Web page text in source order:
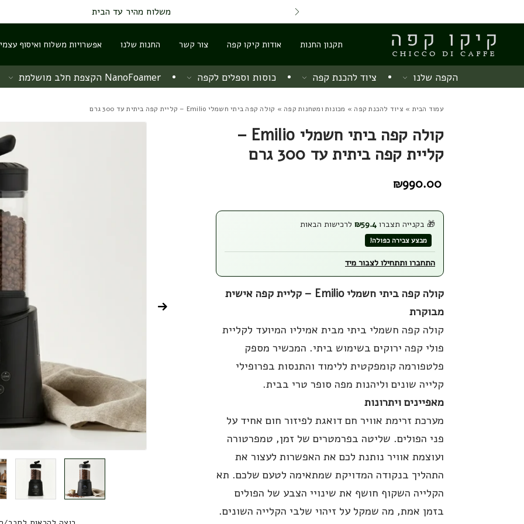
משלוח מהיר עד הבית
תקנון החנות אודות קיקו קפה צור קשר החנות שלנו אפשרויות משלוח ואיסוף
הקפה שלנו ציוד להכנת קפה כוסות וספלים לקפה NanoFoamer הקצפת חלב מושלמת
עמוד הבית » ציוד להכנת קפה » מכונות ומטחנות קפה » קולה קפה ביתי חשמלי Emilio – קליית קפה ביתית עד 300 גרם
קולה קפה ביתי חשמלי Emilio –
קליית קפה ביתית עד 300 גרם
₪990.00
🎁 בקנייה תצברו ₪59.4 לרכישות הבאות
מבצע צבירה כפולה!
התחברו ותתחילו לצבור מיד
קולה קפה ביתי חשמלי Emilio – קליית קפה אישית
מבוקרת
קולה קפה חשמלי ביתי מבית אמיליו המיועד לקליית
פולי קפה ירוקים בשימוש ביתי. המכשיר מספק
פלטפורמה קומפקטית ללימוד והתנסות בפרופילי
קלייה שונים וליהנות מפה סופר טרי בבית.
מאפיינים ויתרונות
מערכת זרימת אוויר חם דואגת לפיזור חום אחיד על
פני הפולים. שליטה בפרמטרים של זמן, טמפרטורה
ועוצמת אוויר נותנת לכם את האפשרות לעצור את
התהליך בנקודה המדויקת שמתאימה לטעם שלכם. תא
הקלייה השקוף חושף את שינויי הצבע של הפולים
בזמן אמת, מה שמקל על זיהוי שלבי הקלייה השונים.